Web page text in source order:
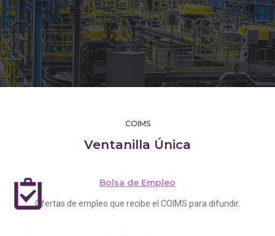
COIMS
Ventanilla Única
Bolsa de Empleo
Ofertas de empleo que recibe el COIMS para difundir.